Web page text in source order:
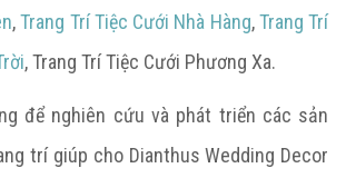
,Trang Trí Tiệc Cưới Nhà Hàng,Trang Trí
, Trang Trí Tiệc Cưới Phương Xa.
để nghiên cứu và phát triển các sản
trí giúp cho Dianthus Wedding Decor